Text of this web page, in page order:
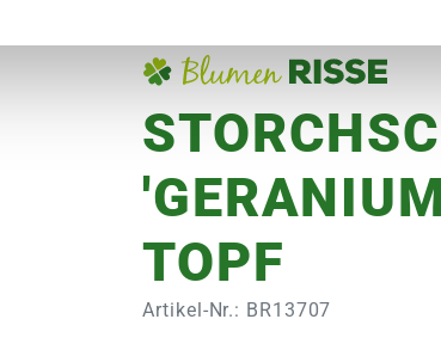
TOPF
Artikel-Nr.: BR13707